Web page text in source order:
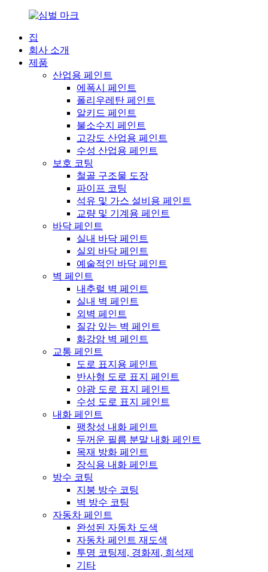
집
회사 소개
제품
산업용 페인트
에폭시 페인트
폴리우레탄 페인트
알키드 페인트
불소수지 페인트
고강도 산업용 페인트
수성 산업용 페인트
보호 코팅
철골 구조물 도장
파이프 코팅
석유 및 가스 설비용 페인트
교량 및 기계용 페인트
바닥 페인트
실내 바닥 페인트
실외 바닥 페인트
예술적인 바닥 페인트
벽 페인트
내추럴 벽 페인트
실내 벽 페인트
외벽 페인트
질감 있는 벽 페인트
화강암 벽 페인트
교통 페인트
도로 표지용 페인트
반사형 도로 표지 페인트
야광 도로 표지 페인트
수성 도로 표지 페인트
내화 페인트
팽창성 내화 페인트
두꺼운 필름 분말 내화 페인트
목재 방화 페인트
장식용 내화 페인트
방수 코팅
지붕 방수 코팅
벽 방수 코팅
자동차 페인트
완성된 자동차 도색
자동차 페인트 재도색
투명 코팅제, 경화제, 희석제
기타